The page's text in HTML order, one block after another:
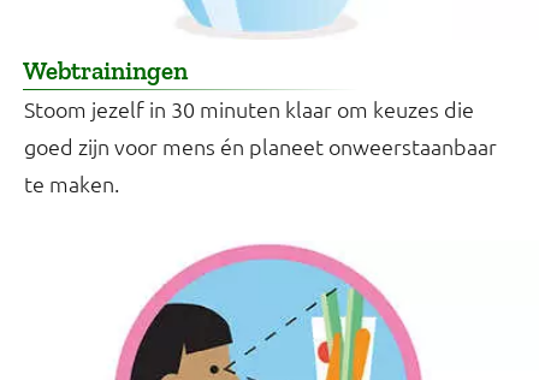
Webtrainingen
Stoom jezelf in 30 minuten klaar om keuzes die
goed zijn voor mens én planeet onweerstaanbaar
te maken.